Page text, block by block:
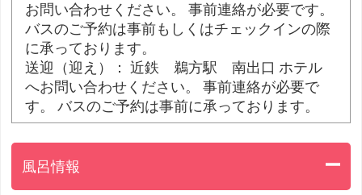
お問い合わせください。 事前連絡が必要です。
バスのご予約は事前もしくはチェックインの際
に承っております。
送迎（迎え）： 近鉄 鵜方駅 南出口 ホテル
へお問い合わせください。 事前連絡が必要で
す。 バスのご予約は事前に承っております。
風呂情報